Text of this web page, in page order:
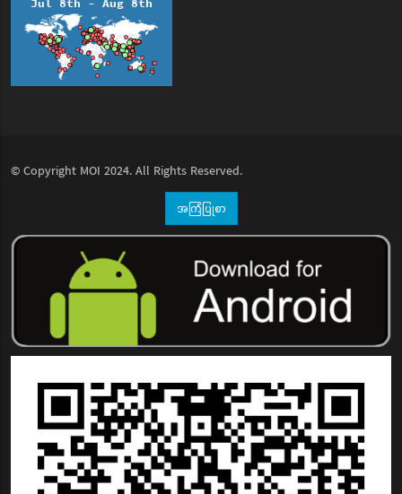
© Copyright MOI 2024. All Rights Reserved.
အကြံပြုစာ